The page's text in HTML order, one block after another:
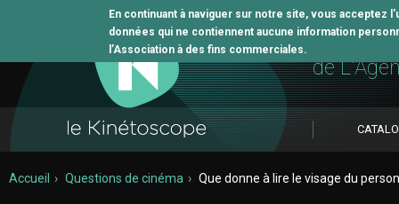
En continuant à naviguer sur notre site, vous
données qui ne contiennent aucune information
l’Association à des fins commerciales. L'outil
de
Accueil Questions de cinéma Que donne à lire le visage du